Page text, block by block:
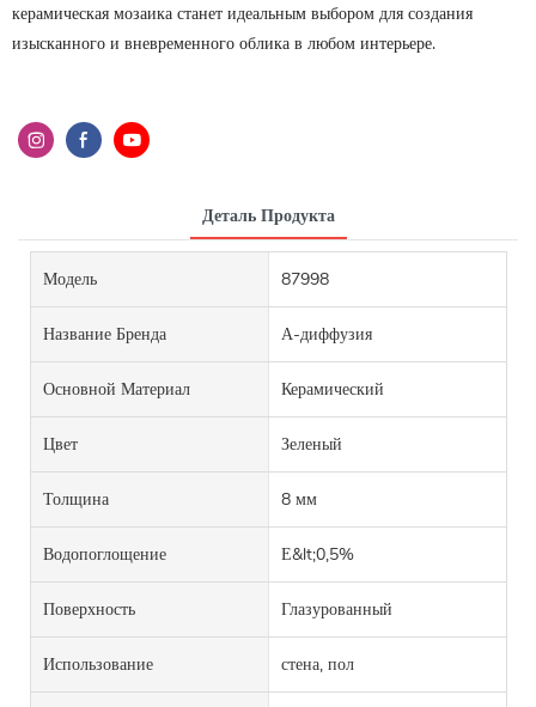
керамическая мозаика станет идеальным выбором для создания
изысканного и вневременного облика в любом интерьере.
Деталь Продукта
Модель 87998
Название Бренда А-диффузия
Основной Материал Керамический
Цвет Зеленый
Толщина 8 мм
Водопоглощение Е&lt;0,5%
Поверхность Глазурованный
Использование стена, пол